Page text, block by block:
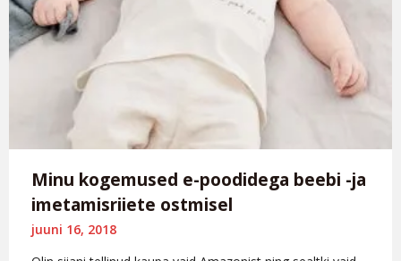
Minu kogemused e-poodidega beebi -ja
imetamisriiete ostmisel
juuni 16, 2018